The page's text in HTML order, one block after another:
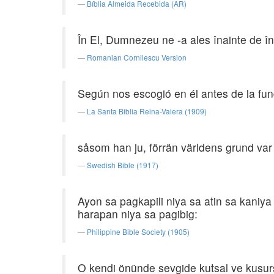
Bíblia Almeida Recebida (AR)
În El, Dumnezeu ne -a ales înainte de
Romanian Cornilescu Version
Según nos escogió en él antes de la
La Santa Biblia Reina-Valera (1909)
såsom han ju, förrän världens grund
Swedish Bible (1917)
Ayon sa pagkapili niya sa atin sa
harapan niya sa pagibig:
Philippine Bible Society (1905)
O kendi önünde sevgide kutsal ve